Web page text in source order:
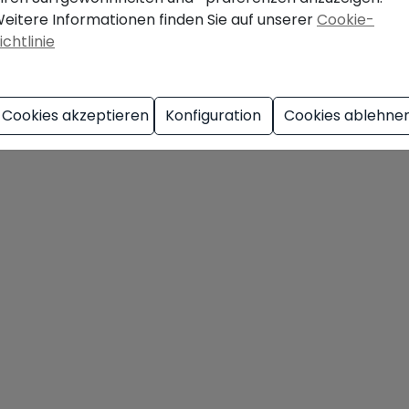
Informationen finden Sie auf unsererCookie-
Cookies akzeptieren Konfiguration Cookies